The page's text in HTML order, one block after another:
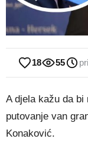
18 55
A djela kažu da bi
putovanje van
Konaković.